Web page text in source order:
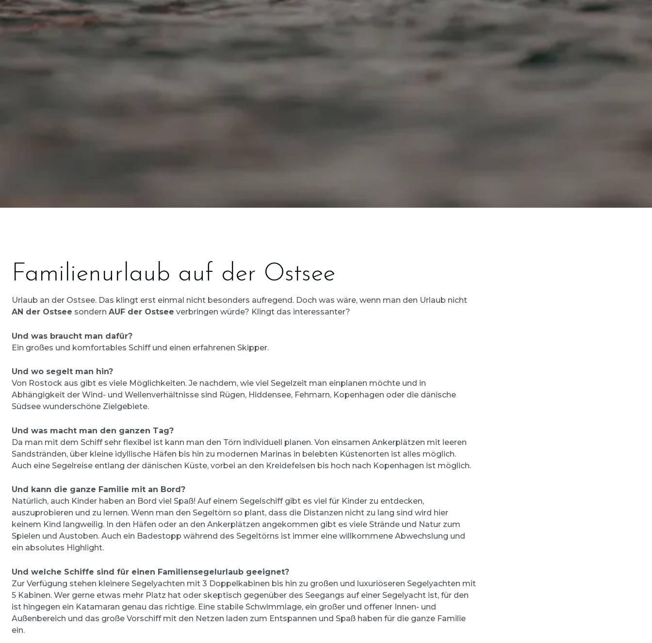
Familienurlaub auf der Ostsee
Urlaub an der Ostsee. Das klingt erst einmal nicht besonders aufregend. Doch was wäre, wenn man den Urlaub nicht
AN der Ostsee sondern AUF der Ostsee verbringen würde? Klingt das interessanter?
Und was braucht man dafür?
Ein großes und komfortables Schiff und einen erfahrenen Skipper.
Und wo segelt man hin?
Von Rostock aus gibt es viele Möglichkeiten. Je nachdem, wie viel Segelzeit man einplanen möchte und in
Abhängigkeit der Wind- und Wellenverhältnisse sind Rügen, Hiddensee, Fehmarn, Kopenhagen oder die dänische
Südsee wunderschöne Zielgebiete.
Und was macht man den ganzen Tag?
Da man mit dem Schiff sehr flexibel ist kann man den Törn individuell planen. Von einsamen Ankerplätzen mit leeren
Sandstränden, über kleine idyllische Häfen bis hin zu modernen Marinas in belebten Küstenorten ist alles möglich.
Auch eine Segelreise entlang der dänischen Küste, vorbei an den Kreidefelsen bis hoch nach Kopenhagen ist möglich.
Und kann die ganze Familie mit an Bord?
Natürlich, auch Kinder haben an Bord viel Spaß! Auf einem Segelschiff gibt es viel für Kinder zu entdecken,
auszuprobieren und zu lernen. Wenn man den Segeltörn so plant, dass die Distanzen nicht zu lang sind wird hier
keinem Kind langweilig. In den Häfen oder an den Ankerplätzen angekommen gibt es viele Strände und Natur zum
Spielen und Austoben. Auch ein Badestopp während des Segeltörns ist immer eine willkommene Abwechslung und
ein absolutes Highlight.
Und welche Schiffe sind für einen Familiensegelurlaub geeignet?
Zur Verfügung stehen kleinere Segelyachten mit 3 Doppelkabinen bis hin zu großen und luxuriöseren Segelyachten mit
5 Kabinen. Wer gerne etwas mehr Platz hat oder skeptisch gegenüber des Seegangs auf einer Segelyacht ist, für den
ist hingegen ein Katamaran genau das richtige. Eine stabile Schwimmlage, ein großer und offener Innen- und
Außenbereich und das große Vorschiff mit den Netzen laden zum Entspannen und Spaß haben für die ganze Familie
ein.